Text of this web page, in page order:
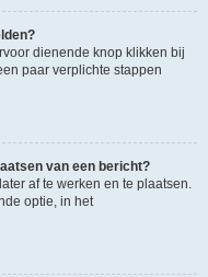
dienende knop klikken bij
paar verplichte stappen
van een bericht?
af te werken en te plaatsen.
optie, in het